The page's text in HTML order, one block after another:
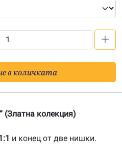
в количката
(Златна колекция)
и конец от две нишки.